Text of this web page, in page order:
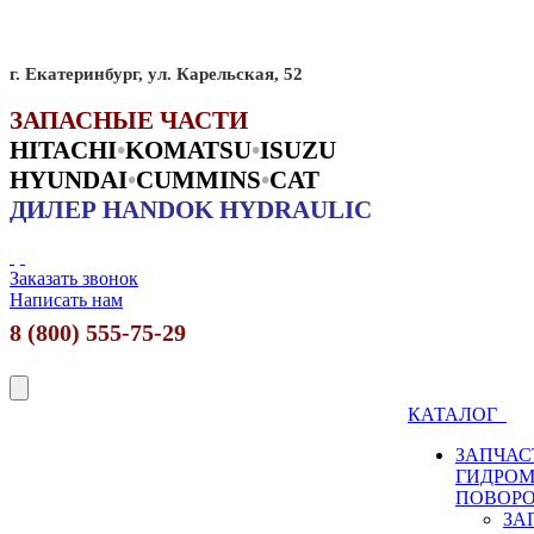
г. Екатеринбург, ул. Карельская, 52
ЗАПАСНЫЕ ЧАСТИ
HITACHI•KOMATSU•ISUZU
HYUNDAI•CUMMINS•CAT
ДИЛЕР HANDOK HYDRAULIC
Заказать звонок
Написать нам
8 (800) 555-75-29
КАТАЛОГ